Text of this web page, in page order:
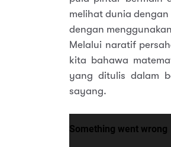
melihat dunia
dengan
Melalui naratif
kita bahawa
yang ditulis dalam
sayang.